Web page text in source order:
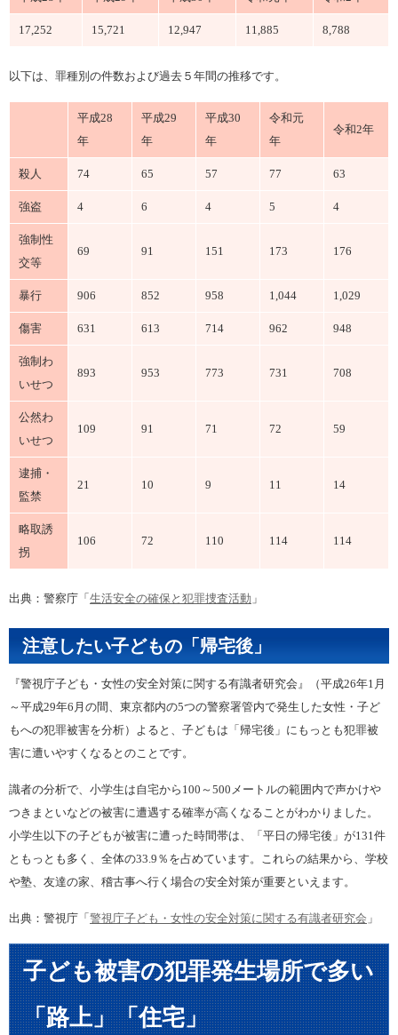
17,252 15,721 12,947 11,885 8,788
以下は、罪種別の件数および過去５年間の推移です。
平成28
年
平成29
年
平成30
年
令和元
年
令和2年
殺人 74 65 57 77 63
強盗 4 6 4 5 4
強制性
交等
69 91 151 173 176
暴行 906 852 958 1,044 1,029
傷害 631 613 714 962 948
強制わ
いせつ
893 953 773 731 708
公然わ
いせつ
109 91 71 72 59
逮捕・
監禁
21 10 9 11 14
略取誘
拐
106 72 110 114 114
出典：警察庁「 生活安全の確保と犯罪捜査活動 」
注意したい子どもの「帰宅後」
『警視庁子ども・女性の安全対策に関する有識者研究会』（平成26年1月
～平成29年6月の間、東京都内の5つの警察署管内で発生した女性・子ど
もへの犯罪被害を分析）よると、子どもは「帰宅後」にもっとも犯罪被
害に遭いやすくなるとのことです。
識者の分析で、小学生は自宅から100～500メートルの範囲内で声かけや
つきまといなどの被害に遭遇する確率が高くなることがわかりました。
小学生以下の子どもが被害に遭った時間帯は、「平日の帰宅後」が131件
ともっとも多く、全体の33.9％を占めています。これらの結果から、学校
や塾、友達の家、稽古事へ行く場合の安全対策が重要といえます。
出典：警視庁「 警視庁子ども・女性の安全対策に関する有識者研究会 」
子ども被害の犯罪発生場所で多い
「路上」「住宅」